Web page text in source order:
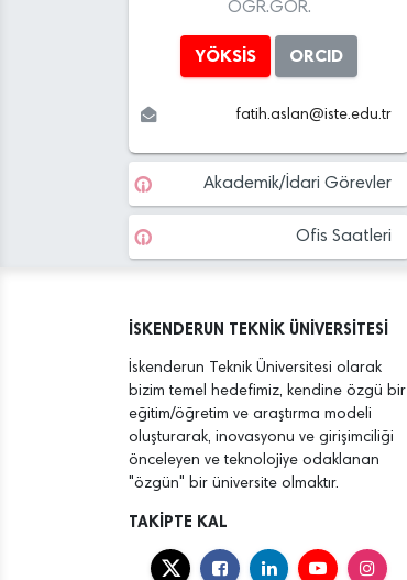
ÖĞR.GÖR.
YÖKSİS ORCID
fatih.aslan@iste.edu.tr
Akademik/İdari Görevler
Ofis Saatleri
İSKENDERUN TEKNİK ÜNİVERSİTESİ
İskenderun Teknik Üniversitesi olarak
bizim temel hedefimiz, kendine özgü bir
eğitim/öğretim ve araştırma modeli
oluşturarak, inovasyonu ve girişimciliği
önceleyen ve teknolojiye odaklanan
"özgün" bir üniversite olmaktır.
TAKİPTE KAL